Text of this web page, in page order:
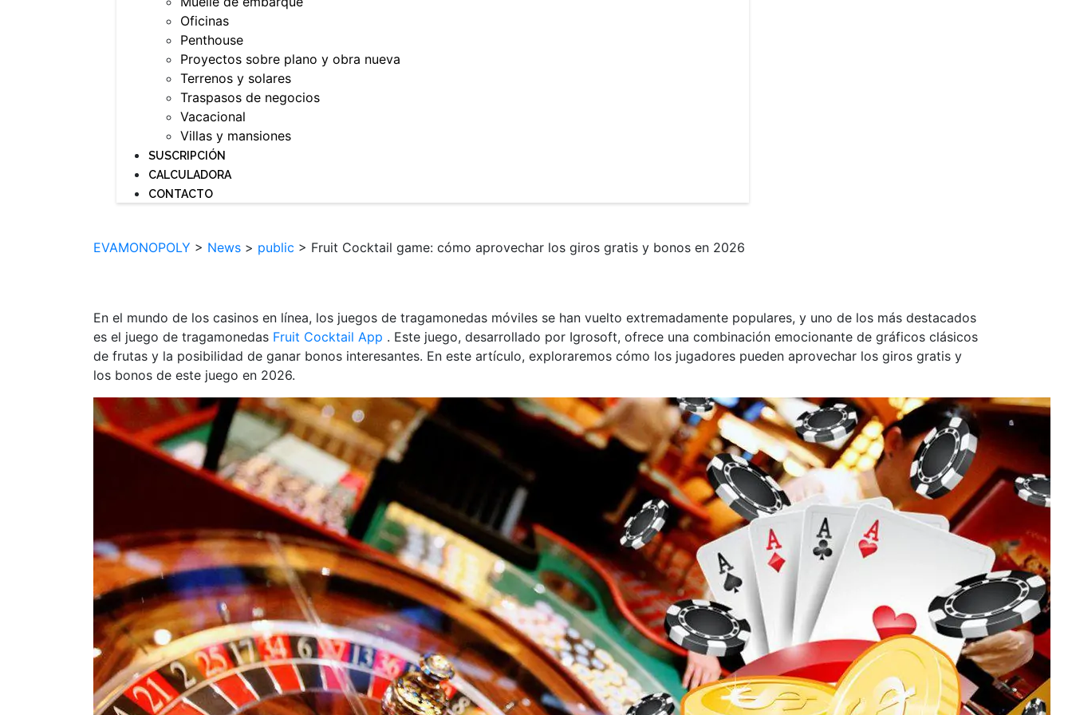
Oficinas
Penthouse
Proyectos sobre plano y obra nueva
Terrenos y solares
Traspasos de negocios
Vacacional
Villas y mansiones
SUSCRIPCIÓN
CALCULADORA
CONTACTO
EVAMONOPOLY > News > public > Fruit Cocktail game: cómo aprovechar los giros gratis y bonos en 2026
En el mundo de los casinos en línea, los juegos de tragamonedas móviles se han vuelto extremadamente populares, y uno de los más destacados
es el juego de tragamonedas Fruit Cocktail App . Este juego, desarrollado por Igrosoft, ofrece una combinación emocionante de gráficos clásicos
de frutas y la posibilidad de ganar bonos interesantes. En este artículo, exploraremos cómo los jugadores pueden aprovechar los giros gratis y
los bonos de este juego en 2026.